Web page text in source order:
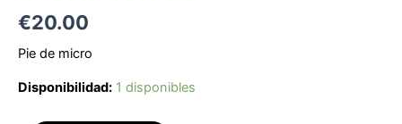
€20.00
Pie de micro
Disponibilidad: 1 disponibles